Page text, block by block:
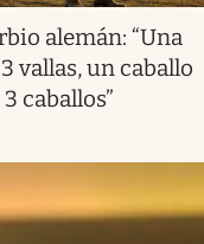
alemán: “Una
vallas, un caballo
caballos”